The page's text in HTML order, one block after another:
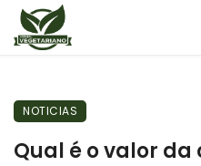
NOTICIAS
Qual é o valor